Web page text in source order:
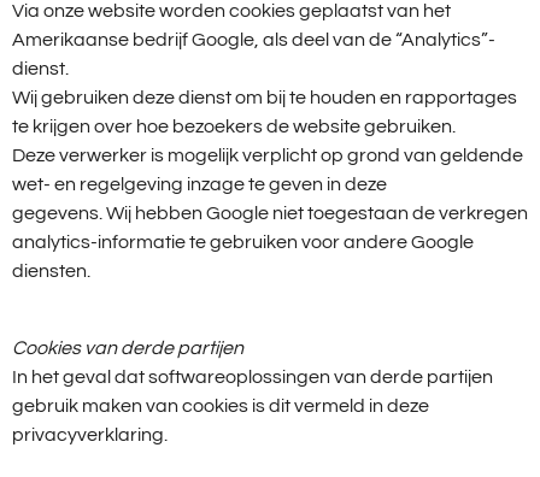
Via onze website worden cookies geplaatst van het
Amerikaanse bedrijf Google, als deel van de “Analytics”-
dienst.
Wij gebruiken deze dienst om bij te houden en rapportages
te krijgen over hoe bezoekers de website gebruiken.
Deze verwerker is mogelijk verplicht op grond van geldende
wet- en regelgeving inzage te geven in deze
gegevens. Wij hebben Google niet toegestaan de verkregen
analytics-informatie te gebruiken voor andere Google
diensten.
Cookies van derde partijen
In het geval dat softwareoplossingen van derde partijen
gebruik maken van cookies is dit vermeld in deze
privacyverklaring.